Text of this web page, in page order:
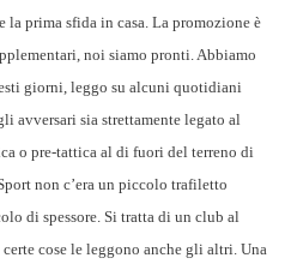
la prima sfida in casa. La promozione è
noi siamo pronti. Abbiamo
giorni, leggo su alcuni quotidiani
avversari sia strettamente legato al
o pre-tattica al di fuori del terreno di
non c’era un piccolo trafiletto
di spessore. Si tratta di un club al
cose le leggono anche gli altri. Una